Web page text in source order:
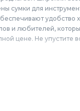
сумки для
удобство
и любителей,
цене. Не упустите